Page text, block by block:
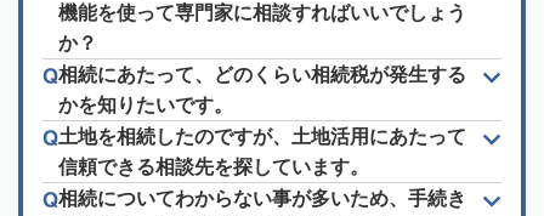
機能を使って専門家に相談すればいいでしょう
か？
相続にあたって、どのくらい相続税が発生する
かを知りたいです。
土地を相続したのですが、土地活用にあたって
信頼できる相談先を探しています。
相続についてわからない事が多いため、手続き